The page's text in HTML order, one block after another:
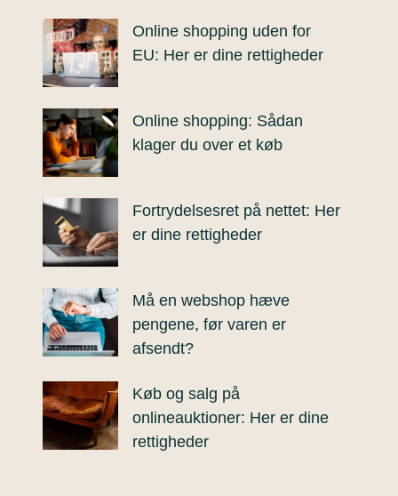
Online shopping uden for
EU: Her er dine rettigheder
Online shopping: Sådan
klager du over et køb
Fortrydelsesret på nettet: Her
er dine rettigheder
Må en webshop hæve
pengene, før varen er
afsendt?
Køb og salg på
onlineauktioner: Her er dine
rettigheder